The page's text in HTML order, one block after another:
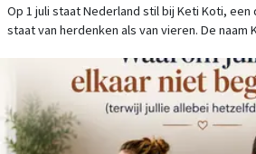
Op 1 juli staat Nederland stil bij Keti Koti,
staat van herdenken als van vieren. De naam